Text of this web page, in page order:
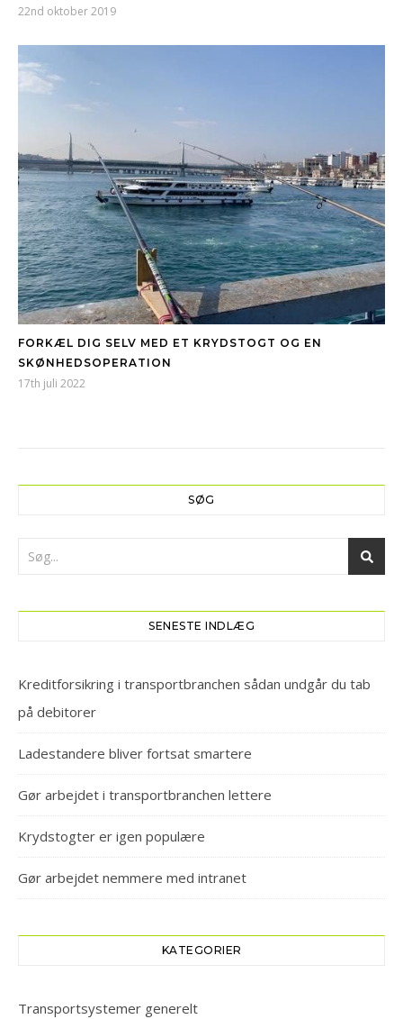
22nd oktober 2019
FORKÆL DIG SELV MED ET KRYDSTOGT OG EN
SKØNHEDSOPERATION
17th juli 2022
SØG
SENESTE INDLÆG
Kreditforsikring i transportbranchen sådan undgår du tab
på debitorer
Ladestandere bliver fortsat smartere
Gør arbejdet i transportbranchen lettere
Krydstogter er igen populære
Gør arbejdet nemmere med intranet
KATEGORIER
Transportsystemer generelt